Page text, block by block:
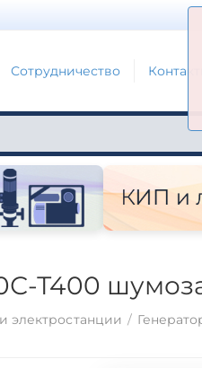
Сотрудничество
Т400
электростанции /